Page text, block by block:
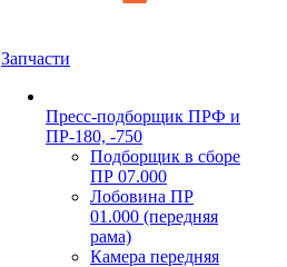
Запчасти
Пресс-подборщик ПРФ и
ПР-180, -750
Подборщик в сборе
ПР 07.000
Лобовина ПР
01.000 (передняя
рама)
Камера передняя